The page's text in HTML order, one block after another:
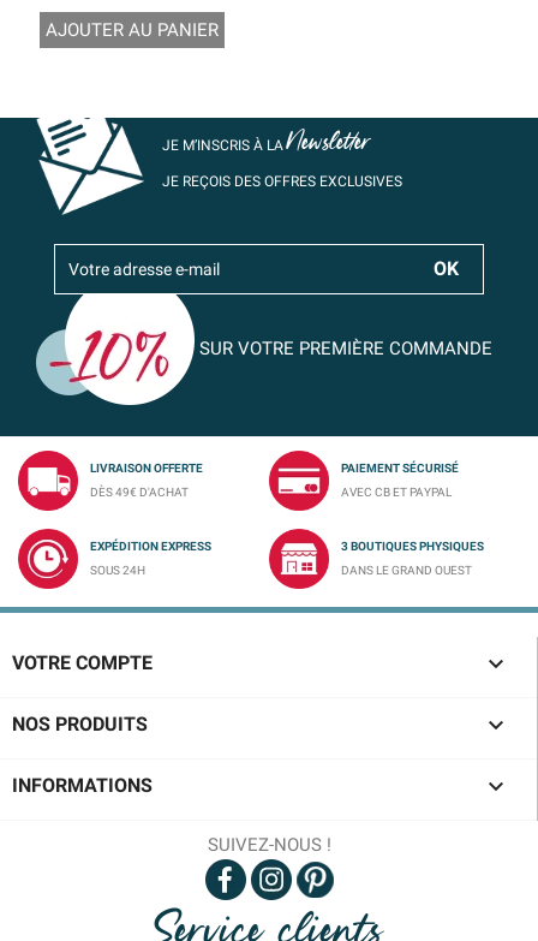
AJOUTER AU PANIER
JE M’INSCRIS À LANewsletter
JE REÇOIS DES OFFRES EXCLUSIVES
SUR VOTRE PREMIÈRE COMMANDE
LIVRAISON OFFERTE
DÈS 49€ D'ACHAT
PAIEMENT SÉCURISÉ
AVEC CB ET PAYPAL
EXPÉDITION EXPRESS
SOUS 24H
3 BOUTIQUES PHYSIQUES
DANS LE GRAND OUEST
VOTRE COMPTE 
NOS PRODUITS 
INFORMATIONS 
SUIVEZ-NOUS !